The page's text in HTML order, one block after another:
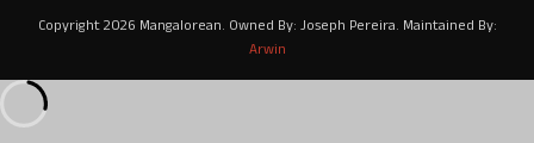
Copyright 2026 Mangalorean. Owned By: Joseph Pereira. Maintained By:
Arwin